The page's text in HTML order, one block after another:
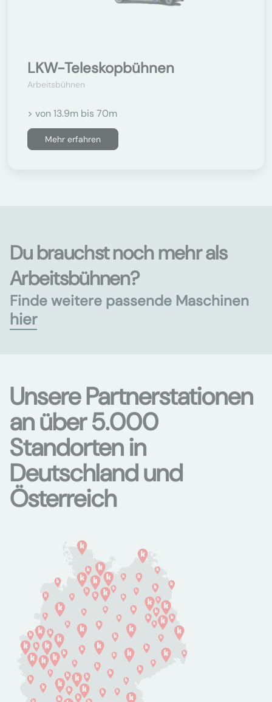
LKW-Teleskopbühnen
Arbeitsbühnen
> von 13.9m bis 70m
Mehr erfahren
Du brauchst noch mehr als
Arbeitsbühnen?
Finde weitere passende Maschinen
hier
Unsere Partnerstationen
an über 5.000
Standorten in
Deutschland und
Österreich